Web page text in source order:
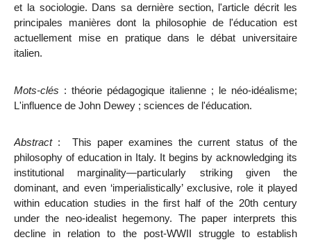
et la sociologie. Dans sa dernière section, l'article décrit les
principales manières dont la philosophie de l'éducation est
actuellement mise en pratique dans le débat universitaire
italien.
Mots-clés : théorie pédagogique italienne ; le néo-idéalisme;
L'influence de John Dewey ; sciences de l'éducation.
Abstract: This paper examines the current status of the
philosophy of education in Italy. It begins by acknowledging its
institutional marginality—particularly striking given the
dominant, and even ‘imperialistically’ exclusive, role it played
within education studies in the first half of the 20th century
under the neo-idealist hegemony. The paper interprets this
decline in relation to the post-WWII struggle to establish